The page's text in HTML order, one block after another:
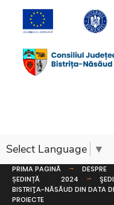
Select Language ▼
PRIMA PAGINĂ DESPRE
ȘEDINȚĂ
2024
BISTRIŢA-NĂSĂUD DIN DATA
PROIECTE